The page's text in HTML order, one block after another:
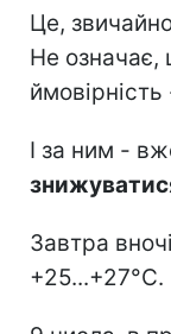
Це,
Не
І за ним -
Завтра
+25...+27°C.